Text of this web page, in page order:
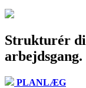
Strukturér
arbejdsgang.
PLANLÆG